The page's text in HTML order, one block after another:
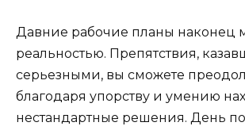
Давние рабочие планы наконец
реальностью. Препятствия,
серьезными, вы сможете
благодаря упорству и умению
нестандартные решения. День